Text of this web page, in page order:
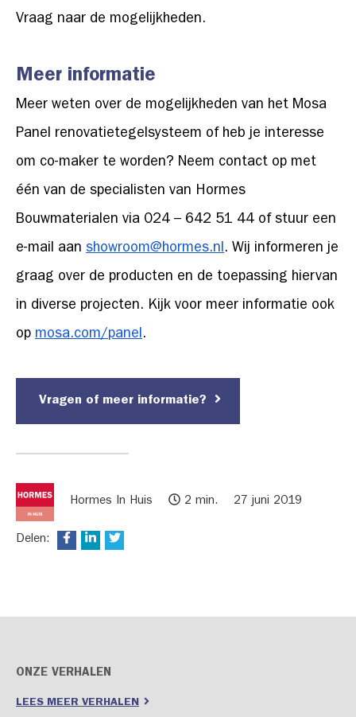
Vraag naar de mogelijkheden.
Meer informatie
Meer weten over de mogelijkheden van het Mosa
Panel renovatietegelsysteem of heb je interesse
om co-maker te worden? Neem contact op met
één van de specialisten van Hormes
Bouwmaterialen via 024 – 642 51 44 of stuur een
e-mail aan showroom@hormes.nl. Wij informeren je
graag over de producten en de toepassing hiervan
in diverse projecten. Kijk voor meer informatie ook
op mosa.com/panel.
Vragen of meer informatie?
Hormes In Huis 2 min. 27 juni 2019
Delen:
ONZE VERHALEN
LEES MEER VERHALEN